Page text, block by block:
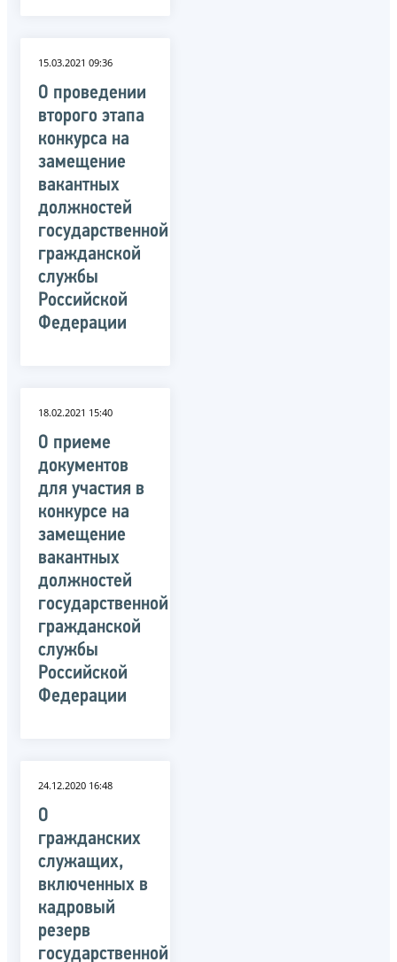
15.03.2021 09:36
О проведении
второго этапа
конкурса на
замещение
вакантных
должностей
государственной
гражданской
службы
Российской
Федерации
18.02.2021 15:40
О приеме
документов
для участия в
конкурсе на
замещение
вакантных
должностей
государственной
гражданской
службы
Российской
Федерации
24.12.2020 16:48
О
гражданских
служащих,
включенных в
кадровый
резерв
государственной